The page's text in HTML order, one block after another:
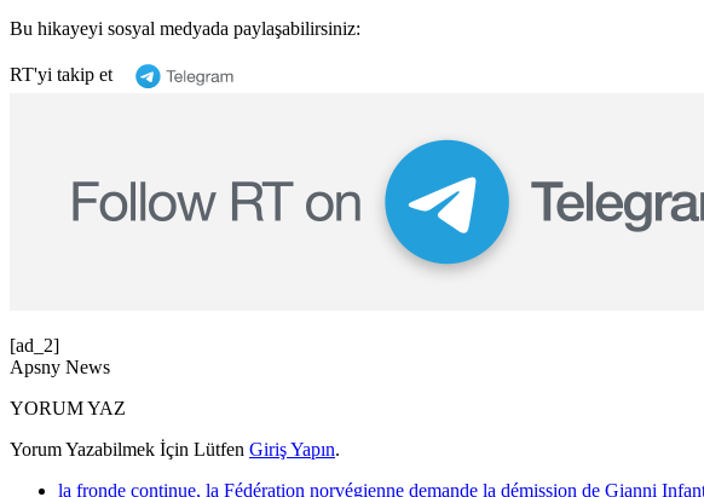
Bu hikayeyi sosyal medyada paylaşabilirsiniz:
RT'yi takip et
[ad_2]
Apsny News
YORUM YAZ
Yorum Yazabilmek İçin Lütfen Giriş Yapın.
la fronde continue, la Fédération norvégienne demande la démission de Gianni